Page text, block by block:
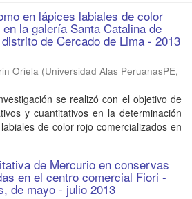
en lápices labiales de color
la galería Santa Catalina de
de Cercado de Lima - 2013
Oriela (Universidad Alas PeruanasPE,
se realizó con el objetivo de
y cuantitativos en la determinación
de color rojo comercializados en
de Mercurio en conservas
en el centro comercial Fiori -
de mayo - julio 2013